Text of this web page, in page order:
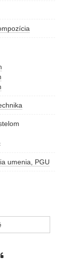
1985
umenia, PGU